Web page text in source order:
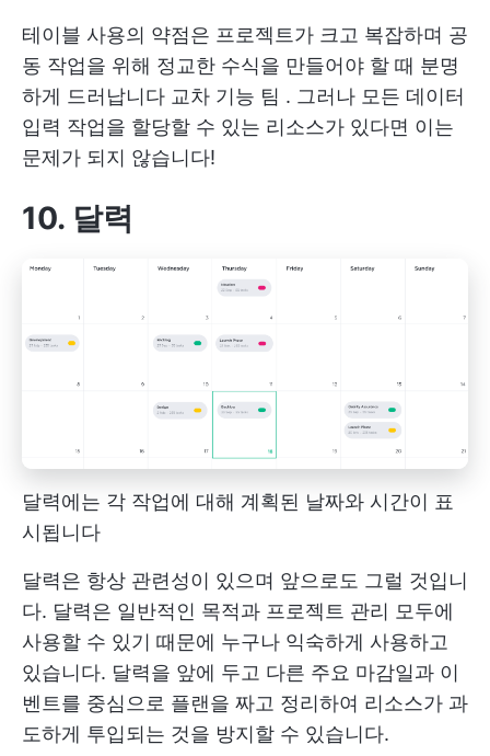
테이블 사용의 약점은 프로젝트가 크고 복잡하며 공
동 작업을 위해 정교한 수식을 만들어야 할 때 분명
하게 드러납니다 교차 기능 팀 . 그러나 모든 데이터
입력 작업을 할당할 수 있는 리소스가 있다면 이는
문제가 되지 않습니다!
10. 달력
달력에는 각 작업에 대해 계획된 날짜와 시간이 표
시됩니다
달력은 항상 관련성이 있으며 앞으로도 그럴 것입니
다. 달력은 일반적인 목적과 프로젝트 관리 모두에
사용할 수 있기 때문에 누구나 익숙하게 사용하고
있습니다. 달력을 앞에 두고 다른 주요 마감일과 이
벤트를 중심으로 플랜을 짜고 정리하여 리소스가 과
도하게 투입되는 것을 방지할 수 있습니다.